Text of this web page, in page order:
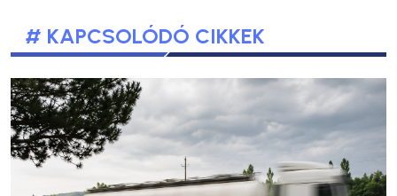
# KAPCSOLÓDÓ CIKKEK